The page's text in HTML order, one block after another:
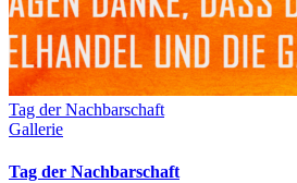
Tag der Nachbarschaft
Gallerie
Tag der Nachbarschaft